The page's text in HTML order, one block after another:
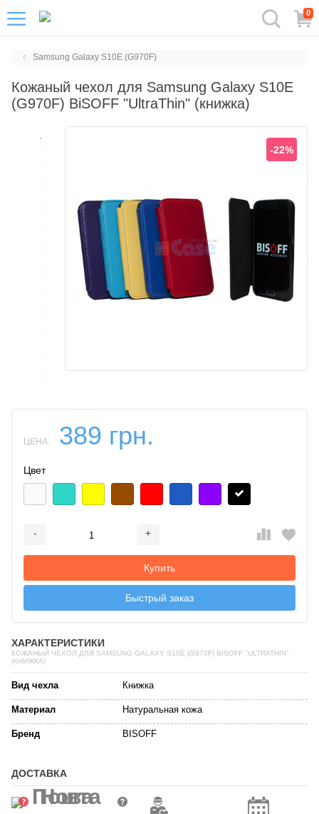
0
Samsung Galaxy S10E (G970F)
Кожаный чехол для Samsung Galaxy S10E
(G970F) BiSOFF "UltraThin" (книжка)
-22%
ЦЕНА: 389 грн.
Цвет
- +
Купить
Быстрый заказ
ХАРАКТЕРИСТИКИ
КОЖАНЫЙ ЧЕХОЛ ДЛЯ SAMSUNG GALAXY S10E (G970F) BISOFF "ULTRATHIN"
(КНИЖКА)
Вид чехла Книжка
Материал Натуральная кожа
Бренд BISOFF
ДОСТАВКА